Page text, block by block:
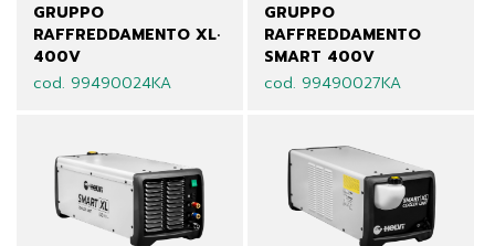
GRUPPO
RAFFREDDAMENTO XL·
400V
cod. 99490024KA
GRUPPO
RAFFREDDAMENTO
SMART 400V
cod. 99490027KA